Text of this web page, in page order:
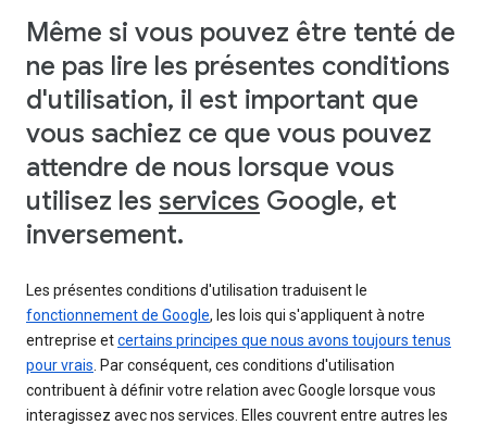
Même si vous pouvez être tenté de
ne pas lire les présentes conditions
d'utilisation, il est important que
vous sachiez ce que vous pouvez
attendre de nous lorsque vous
utilisez les services Google, et
inversement.
Les présentes conditions d'utilisation traduisent le
fonctionnement de Google, les lois qui s'appliquent à notre
entreprise etcertains principes que nous avons toujours tenus
pour vrais . Par conséquent, ces conditions d'utilisation
contribuent à définir votre relation avec Google lorsque vous
interagissez avec nos services. Elles couvrent entre autres les